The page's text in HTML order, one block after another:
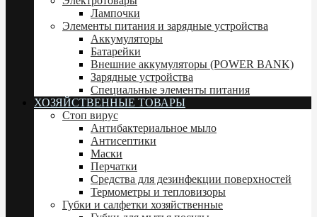
Лампочки
Элементы питания и зарядные устройства
Аккумуляторы
Батарейки
Внешние аккумуляторы (POWER BANK)
Зарядные устройства
Специальные элементы питания
ХОЗЯЙСТВЕННЫЕ ТОВАРЫ
Стоп вирус
Антибактериальное мыло
Антисептики
Маски
Перчатки
Средства для дезинфекции поверхностей
Термометры и тепловизоры
Губки и салфетки хозяйственные